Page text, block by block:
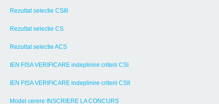
Rezultat selectie CSIII
Rezultat selectie CS
Rezultat selectie ACS
IEN FISA VERIFICARE indeplinire criterii CSI
IEN FISA VERIFICARE indeplinire criterii CSII
Model cerere INSCRIERE LA CONCURS